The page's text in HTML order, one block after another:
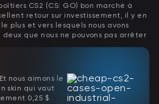
CS2 (CS: GO) bon marché à
retour sur investissement, il y en
plus et vers lesquels nous avons
que nous ne pouvons pas arrêter
nous aimons le
skin qui vaut
0,25 $.